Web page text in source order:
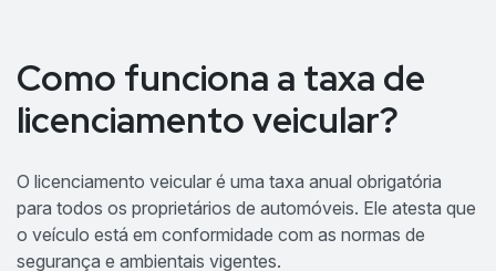
Como funciona a taxa de
licenciamento veicular?
O licenciamento veicular é uma taxa anual obrigatória
para todos os proprietários de automóveis. Ele atesta que
o veículo está em conformidade com as normas de
segurança e ambientais vigentes.